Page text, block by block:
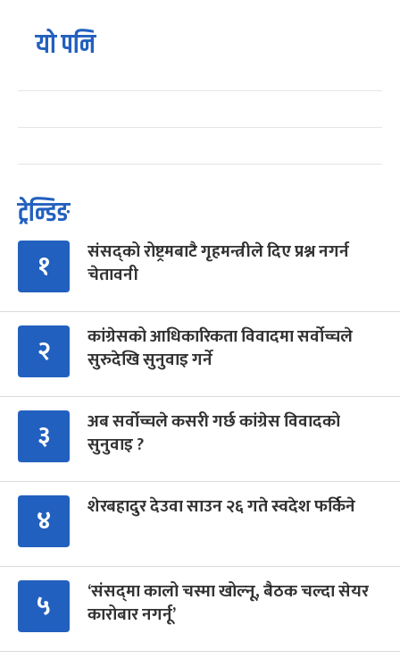
यो पनि
ट्रेन्डिङ
१
संसद्को रोष्ट्रमबाटै गृहमन्त्रीले दिए प्रश्न नगर्न
चेतावनी
२
कांग्रेसको आधिकारिकता विवादमा सर्वोच्चले
सुरुदेखि सुनुवाइ गर्ने
३
अब सर्वोच्चले कसरी गर्छ कांग्रेस विवादको
सुनुवाइ ?
४ शेरबहादुर देउवा साउन २६ गते स्वदेश फर्किने
५
‘संसद्‍मा कालो चस्मा खोल्नू, बैठक चल्दा सेयर
कारोबार नगर्नू’